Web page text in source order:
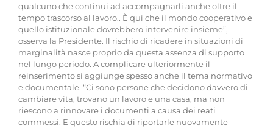
qualcuno che continui ad accompagnarli anche oltre il
tempo trascorso al lavoro.. È qui che il mondo cooperativo e
quello istituzionale dovrebbero intervenire insieme”,
osserva la Presidente. Il rischio di ricadere in situazioni di
marginalità nasce proprio da questa assenza di supporto
nel lungo periodo. A complicare ulteriormente il
reinserimento si aggiunge spesso anche il tema normativo
e documentale. “Ci sono persone che decidono davvero di
cambiare vita, trovano un lavoro e una casa, ma non
riescono a rinnovare i documenti a causa dei reati
commessi. E questo rischia di riportarle nuovamente